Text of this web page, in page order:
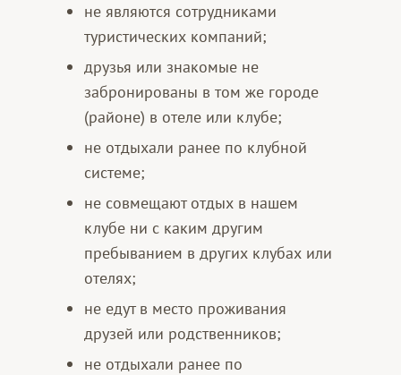
не являются сотрудниками
туристических компаний;
друзья или знакомые не
забронированы в том же городе
(районе) в отеле или клубе;
не отдыхали ранее по клубной
системе;
не совмещают отдых в нашем
клубе ни с каким другим
пребыванием в других клубах или
отелях;
не едут в место проживания
друзей или родственников;
не отдыхали ранее по